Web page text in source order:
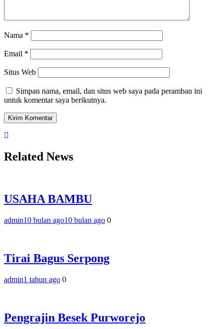
Nama *
Email *
Situs Web
Simpan nama, email, dan situs web saya pada peramban ini
untuk komentar saya berikutnya.
Related News
USAHA BAMBU
admin10 bulan ago10 bulan ago 0
Tirai Bagus Serpong
admin1 tahun ago 0
Pengrajin Besek Purworejo